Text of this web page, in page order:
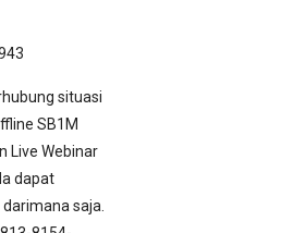
situasi
SB1M
Live Webinar
dapat
saja.